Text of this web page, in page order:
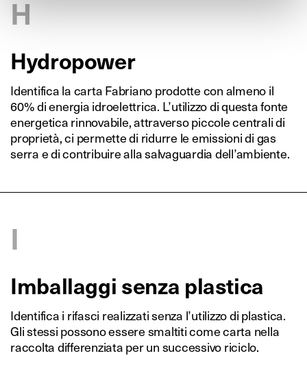
H
Hydropower
Identifica la carta Fabriano prodotte con almeno il
60% di energia idroelettrica. L’utilizzo di questa fonte
energetica rinnovabile, attraverso piccole centrali di
proprietà, ci permette di ridurre le emissioni di gas
serra e di contribuire alla salvaguardia dell’ambiente.
I
Imballaggi senza plastica
Identifica i rifasci realizzati senza l’utilizzo di plastica.
Gli stessi possono essere smaltiti come carta nella
raccolta differenziata per un successivo riciclo.